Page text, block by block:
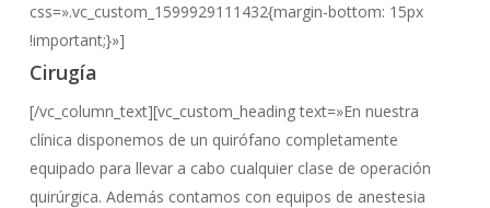
css=».vc_custom_1599929111432{margin-bottom: 15px
!important;}»]
Cirugía
[/vc_column_text][vc_custom_heading text=»En nuestra
clínica disponemos de un quirófano completamente
equipado para llevar a cabo cualquier clase de operación
quirúrgica. Además contamos con equipos de anestesia